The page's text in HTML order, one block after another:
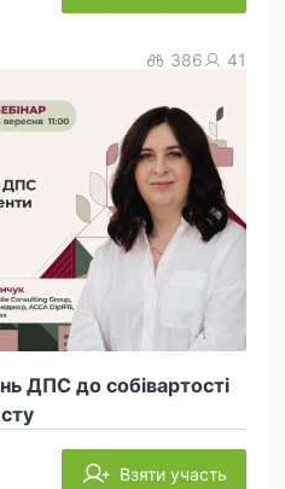
ДПС до собівартості
386 41
Взяти участь